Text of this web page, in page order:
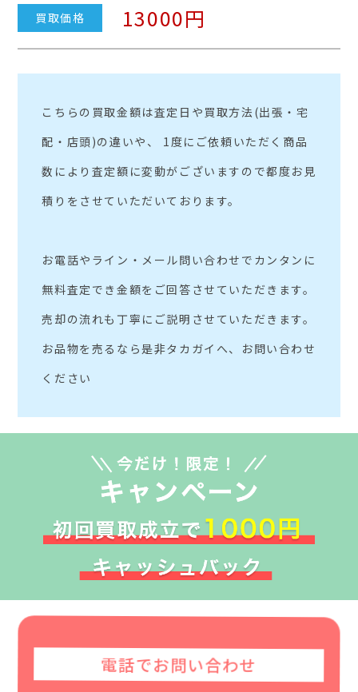
買取価格 13000円
こちらの買取金額は査定日や買取方法(出張・宅
配・店頭)の違いや、 1度にご依頼いただく商品
数により査定額に変動がございますので都度お見
積りをさせていただいております。
お電話やライン・メール問い合わせでカンタンに
無料査定でき金額をご回答させていただきます。
売却の流れも丁寧にご説明させていただきます。
お品物を売るなら是非タカガイへ、お問い合わせ
ください
電話でお問い合わせ